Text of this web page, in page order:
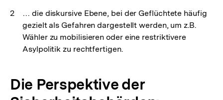
… die diskursive Ebene, bei der Geflüchtete häufig
gezielt als Gefahren dargestellt werden, um z.B.
Wähler zu mobilisieren oder eine restriktivere
Asylpolitik zu rechtfertigen.
Die Perspektive der